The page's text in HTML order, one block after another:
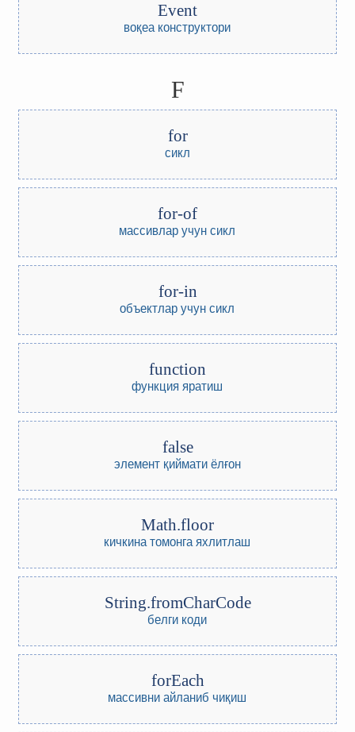
Event
воқеа конструктори
F
for
сикл
for-of
массивлар учун сикл
for-in
объектлар учун сикл
function
функция яратиш
false
элемент қиймати ёлғон
Math.floor
кичкина томонга яхлитлаш
String.fromCharCode
белги коди
forEach
массивни айланиб чиқиш